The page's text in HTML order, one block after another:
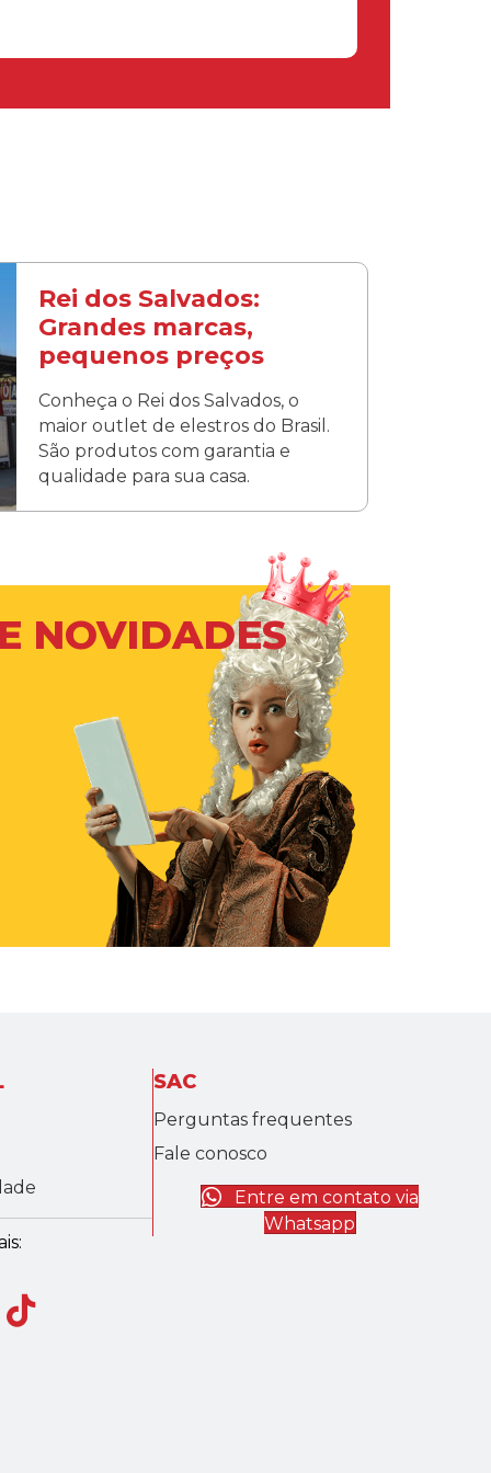
Rei dos Salvados:
Grandes marcas,
pequenos preços
Conheça o Rei dos Salvados, o
maior outlet de elestros do Brasil.
São produtos com garantia e
qualidade para sua casa.
NOVIDADES
SAC
Perguntas frequentes
Fale conosco
Entre em contato via
Whatsapp